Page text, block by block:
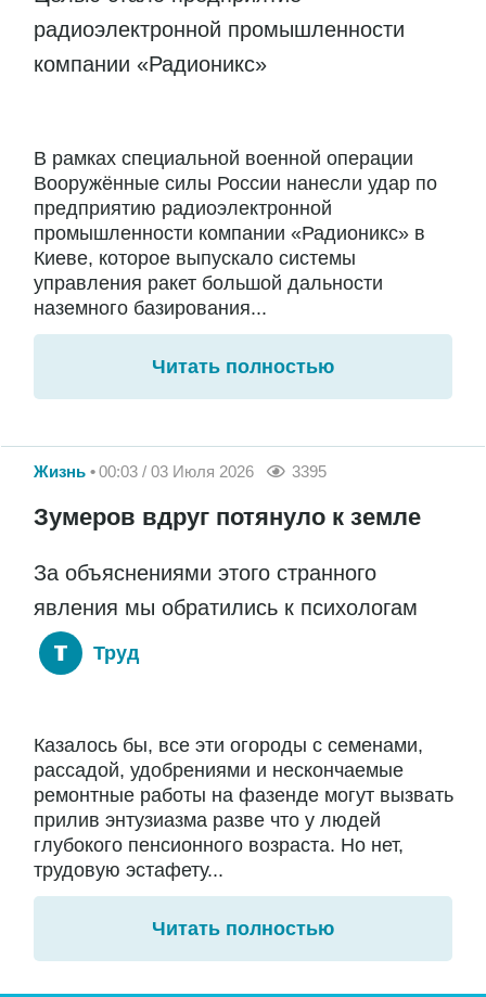
радиоэлектронной промышленности
компании «Радионикс»
В рамках специальной военной операции
Вооружённые силы России нанесли удар по
предприятию радиоэлектронной
промышленности компании «Радионикс» в
Киеве, которое выпускало системы
управления ракет большой дальности
наземного базирования...
Читать полностью
Жизнь 00:03 / 03 Июля 2026 3395
Зумеров вдруг потянуло к земле
За объяснениями этого странного
явления мы обратились к психологам
Труд
Казалось бы, все эти огороды с семенами,
рассадой, удобрениями и нескончаемые
ремонтные работы на фазенде могут вызвать
прилив энтузиазма разве что у людей
глубокого пенсионного возраста. Но нет,
трудовую эстафету...
Читать полностью